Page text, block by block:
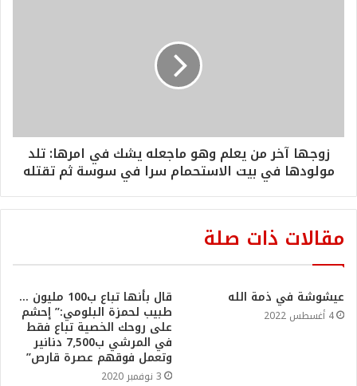
زوجها آخر من يعلم وهو ماجعله يشك في امرها: تلد
مولودها في بيت الاستحمام سرا في سوسة ثم تقتله
مقالات ذات صلة
عيشوشة في ذمة الله
4 أغسطس 2022
قال بأنها تباع ب100 مليون …
طبيب لحمزة البلومي:” إحشم
على روحك الخصية تباع فقط
في المرشي ب7٫500 دنانير
وتعمل فوقهم عصرة قارص”
3 نوفمبر 2020